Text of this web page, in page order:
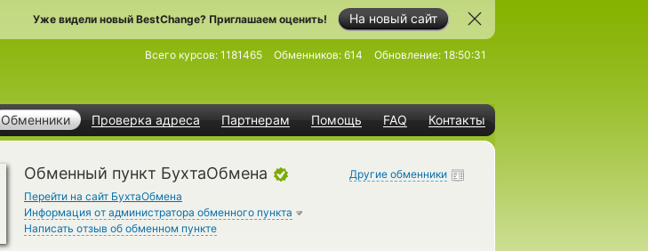
На новый сайт
Уже видели новый BestChange? Приглашаем оценить!
Обменники Проверка адреса Партнерам Помощь FAQ Контакты
Всего курсов: 1181465 Обменников: 614 Обновление: 18:50:31
Обменный пункт БухтаОбмена
Перейти на сайт БухтаОбмена
Информация от администратора обменного пункта
Написать отзыв об обменном пункте
Другие обменники